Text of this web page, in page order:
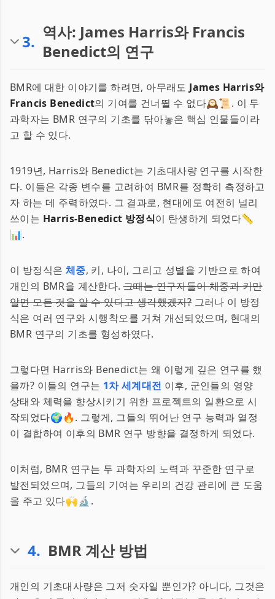
3. 역사: James Harris와 Francis
Benedict의 연구
BMR에 대한 이야기를 하려면, 아무래도 James Harris와
Francis Benedict의 기여를 건너뛸 수 없다🕰️📜. 이 두
과학자는 BMR 연구의 기초를 닦아놓은 핵심 인물들이라
고 할 수 있다.
1919년, Harris와 Benedict는 기초대사량 연구를 시작한
다. 이들은 각종 변수를 고려하여 BMR를 정확히 측정하고
자 하는 데 주력하였다. 그 결과로, 현대에도 여전히 널리
쓰이는 Harris-Benedict 방정식이 탄생하게 되었다📏
📊.
이 방정식은 체중, 키, 나이, 그리고 성별을 기반으로 하여
개인의 BMR을 계산한다. 그때는 연구자들이 체중과 키만
알면 모든 것을 알 수 있다고 생각했겠지?그러나 이 방정
식은 여러 연구와 시행착오를 거쳐 개선되었으며, 현대의
BMR 연구의 기초를 형성하였다.
그렇다면 Harris와 Benedict는 왜 이렇게 깊은 연구를 했
을까? 이들의 연구는 1차 세계대전 이후, 군인들의 영양
상태와 체력을 향상시키기 위한 프로젝트의 일환으로 시
작되었다🌍🔥. 그렇게, 그들의 뛰어난 연구 능력과 열정
이 결합하여 이후의 BMR 연구 방향을 결정하게 되었다.
이처럼, BMR 연구는 두 과학자의 노력과 꾸준한 연구로
발전되었으며, 그들의 기여는 우리의 건강 관리에 큰 도움
을 주고 있다🙌🔬.
4. BMR 계산 방법
개인의 기초대사량은 그저 숫자일 뿐인가? 아니다, 그것은